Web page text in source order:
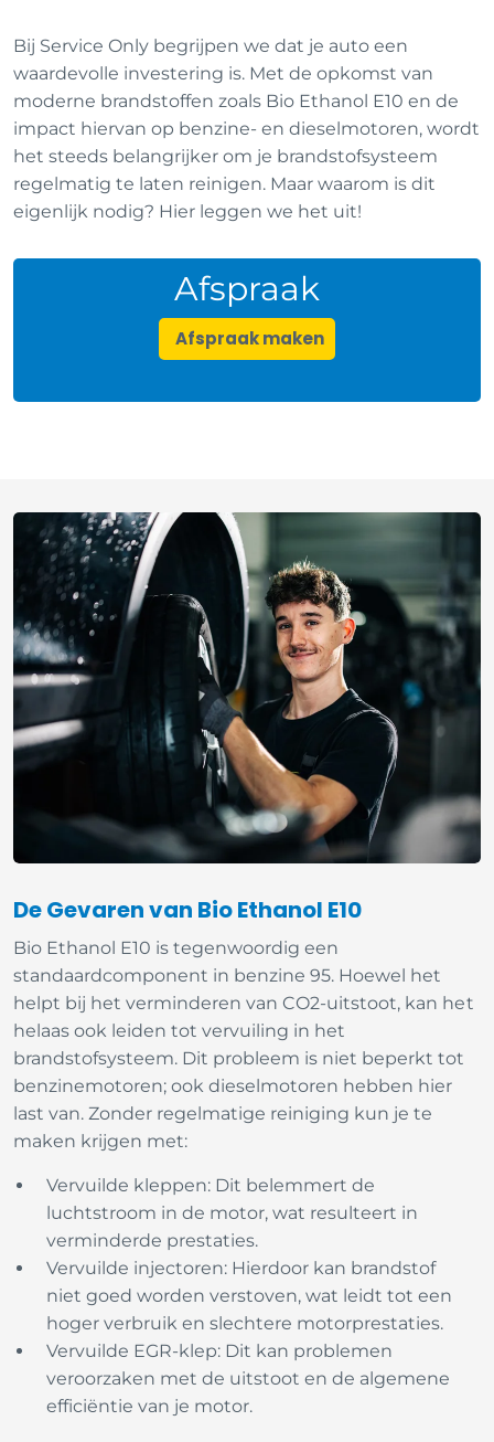
Bij Service Only begrijpen we dat je auto een
waardevolle investering is. Met de opkomst van
moderne brandstoffen zoals Bio Ethanol E10 en de
impact hiervan op benzine- en dieselmotoren, wordt
het steeds belangrijker om je brandstofsysteem
regelmatig te laten reinigen. Maar waarom is dit
eigenlijk nodig? Hier leggen we het uit!
Afspraak
Afspraak maken
De Gevaren van Bio Ethanol E10
Bio Ethanol E10 is tegenwoordig een
standaardcomponent in benzine 95. Hoewel het
helpt bij het verminderen van CO2-uitstoot, kan het
helaas ook leiden tot vervuiling in het
brandstofsysteem. Dit probleem is niet beperkt tot
benzinemotoren; ook dieselmotoren hebben hier
last van.Zonder regelmatige reiniging kun je te
maken krijgen met:
Vervuilde kleppen: Dit belemmert de
luchtstroom in de motor, wat resulteert in
verminderde prestaties.
Vervuilde injectoren: Hierdoor kan brandstof
niet goed worden verstoven, wat leidt tot een
hoger verbruik en slechtere motorprestaties.
Vervuilde EGR-klep: Dit kan problemen
veroorzaken met de uitstoot en de algemene
efficiëntie van je motor.